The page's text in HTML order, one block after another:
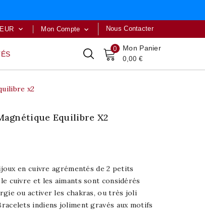
Nous Contacter
Mon Compte 
EUR 
0 Mon Panier
0,00 €
x2
Equilibre X2
en cuivre agrémentés de 2 petits
cuivre et les aimants sont considérés
ou activer les chakras, ou très joli
indiens joliment gravés aux motifs